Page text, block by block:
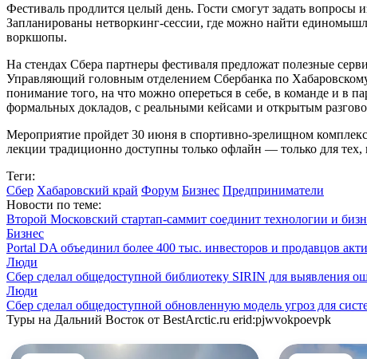
Фестиваль продлится целый день. Гости смогут задать
Запланированы нетворкинг-сессии, где можно найти
воркшопы.
На стендах Сбера партнеры фестиваля предложат полезные
Управляющий головным отделением Сбербанка по
понимание того, на что можно опереться в себе, в команде и в
формальных докладов, с реальными кейсами и открытым
Мероприятие пройдет 30 июня в спортивно-зрелищном
лекции традиционно доступны только офлайн — только для тех,
Теги:
Сбер Хабаровский край Форум Бизнес Предприниматели
Новости по теме:
Второй Московский стартап-саммит соединит технологии и
Бизнес
Portal DA объединил более 400 тыс. инвесторов и продавцов
Люди
Сбер сделал общедоступной библиотеку SIRIN для выявления
Люди
Сбер сделал общедоступной обновленную модель угроз для
Туры на Дальний Восток от BestArctic.ru erid:pjwvokpoevpk